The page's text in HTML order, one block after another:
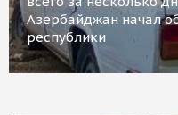
Азербайджан начал
республики